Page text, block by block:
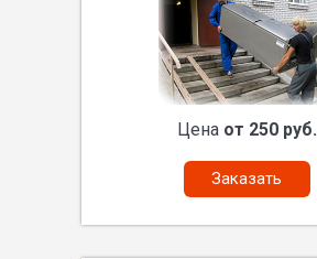
Цена от 250 руб.
Заказать